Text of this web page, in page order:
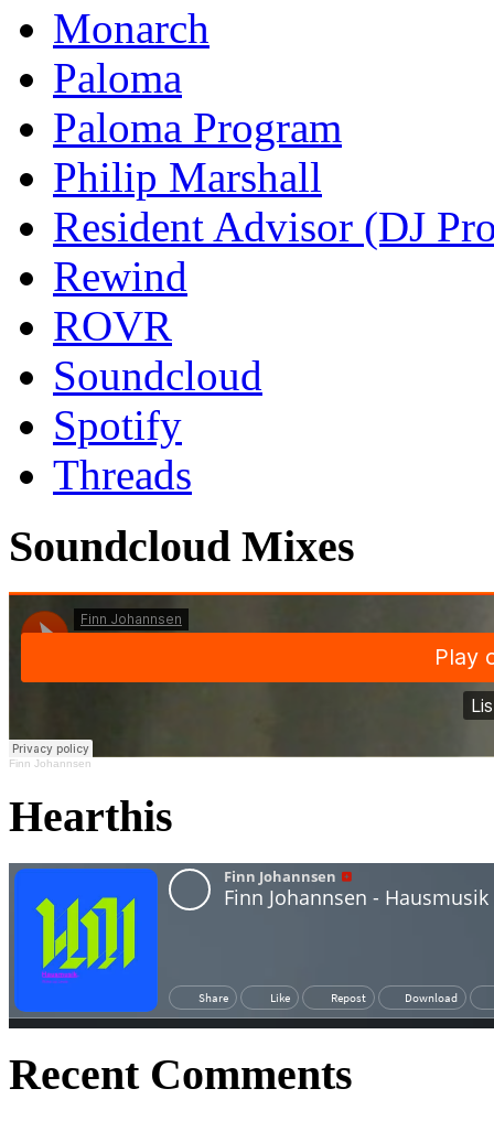
Monarch
Paloma
Paloma Program
Philip Marshall
Resident Advisor (DJ
Rewind
ROVR
Soundcloud
Spotify
Threads
Soundcloud Mixes
Finn Johannsen
Hearthis
Recent Comments